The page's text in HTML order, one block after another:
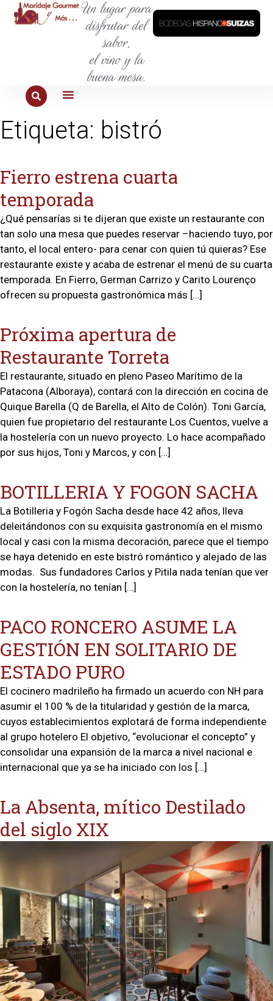
Un lugar para
disfrutar del
sabor,
el vino y la
buena mesa.
Etiqueta: bistró
Fierro estrena cuarta
temporada
¿Qué pensarías si te dijeran que existe un restaurante con
tan solo una mesa que puedes reservar –haciendo tuyo, por
tanto, el local entero- para cenar con quien tú quieras? Ese
restaurante existe y acaba de estrenar el menú de su cuarta
temporada. En Fierro, German Carrizo y Carito Lourenço
ofrecen su propuesta gastronómica más […]
Próxima apertura de
Restaurante Torreta
El restaurante, situado en pleno Paseo Marítimo de la
Patacona (Alboraya), contará con la dirección en cocina de
Quique Barella (Q de Barella, el Alto de Colón). Toni García,
quien fue propietario del restaurante Los Cuentos, vuelve a
la hostelería con un nuevo proyecto. Lo hace acompañado
por sus hijos, Toni y Marcos, y con […]
BOTILLERIA Y FOGON SACHA
La Botilleria y Fogón Sacha desde hace 42 años, lleva
deleitándonos con su exquisita gastronomía en el mismo
local y casi con la misma decoración, parece que el tiempo
se haya detenido en este bistró romántico y alejado de las
modas. Sus fundadores Carlos y Pitila nada tenían que ver
con la hostelería, no tenían […]
PACO RONCERO ASUME LA
GESTIÓN EN SOLITARIO DE
ESTADO PURO
El cocinero madrileño ha firmado un acuerdo con NH para
asumir el 100 % de la titularidad y gestión de la marca,
cuyos establecimientos explotará de forma independiente
al grupo hotelero El objetivo, “evolucionar el concepto” y
consolidar una expansión de la marca a nivel nacional e
internacional que ya se ha iniciado con los […]
La Absenta, mítico Destilado
del siglo XIX